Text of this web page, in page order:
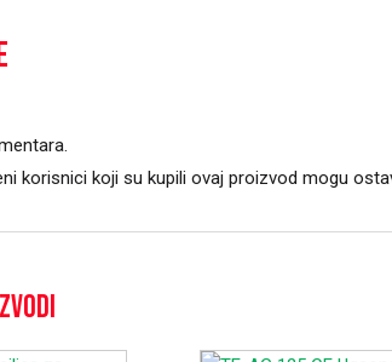
korisnici koji su kupili ovaj proizvod mogu